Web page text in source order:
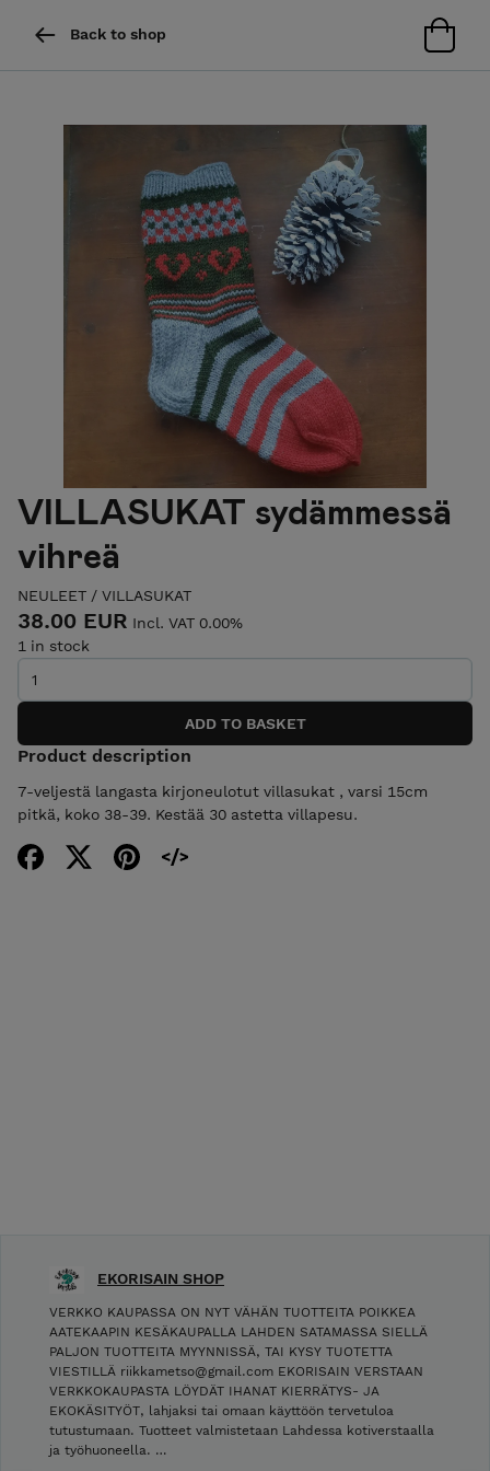
Back to shop
VILLASUKAT sydämmessä
vihreä
NEULEET / VILLASUKAT
38.00 EUR Incl. VAT 0.00%
1 in stock
Product description
7-veljestä langasta kirjoneulotut villasukat , varsi 15cm
pitkä, koko 38-39. Kestää 30 astetta villapesu.
EKORISAIN SHOP
VERKKO KAUPASSA ON NYT VÄHÄN TUOTTEITA POIKKEA
AATEKAAPIN KESÄKAUPALLA LAHDEN SATAMASSA SIELLÄ
PALJON TUOTTEITA MYYNNISSÄ, TAI KYSY TUOTETTA
VIESTILLÄ riikkametso@gmail.com EKORISAIN VERSTAAN
VERKKOKAUPASTA LÖYDÄT IHANAT KIERRÄTYS- JA
EKOKÄSITYÖT, lahjaksi tai omaan käyttöön tervetuloa
tutustumaan. Tuotteet valmistetaan Lahdessa kotiverstaalla
ja työhuoneella. …